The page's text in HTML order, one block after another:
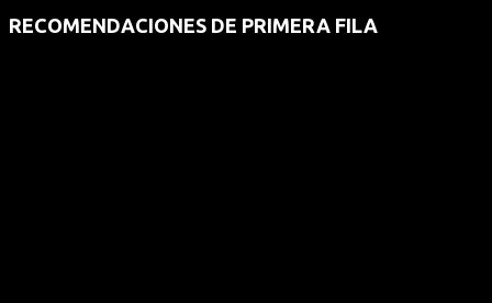
RECOMENDACIONES DE PRIMERA FILA